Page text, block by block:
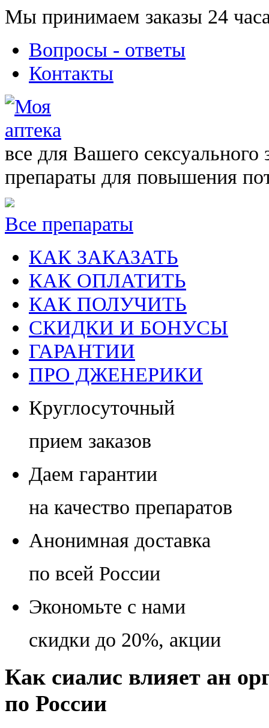
Мы принимаем заказы 24
Вопросы - ответы
Контакты
все для Вашего сексуального
препараты для повышения
Все препараты
КАК ЗАКАЗАТЬ
КАК ОПЛАТИТЬ
КАК ПОЛУЧИТЬ
СКИДКИ И БОНУСЫ
ГАРАНТИИ
ПРО ДЖЕНЕРИКИ
Круглосуточный
прием заказов
Даем гарантии
на качество препаратов
Анонимная доставка
по всей России
Экономьте с нами
скидки до 20%, акции
Как сиалис влияет ан
по России